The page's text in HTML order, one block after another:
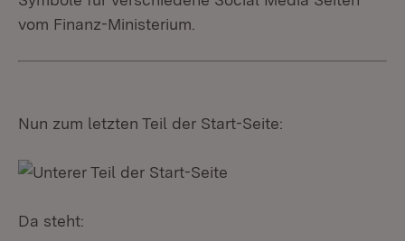
vom Finanz-Ministerium.
Nun zum letzten Teil der Start-Seite:
Da steht: